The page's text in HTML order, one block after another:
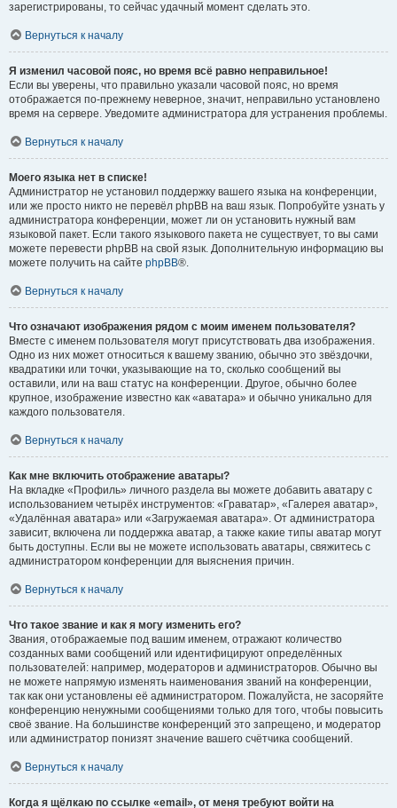
зарегистрированы, то сейчас удачный момент сделать это.
Вернуться к началу
Я изменил часовой пояс, но время всё равно неправильное!
Если вы уверены, что правильно указали часовой пояс, но время
отображается по-прежнему неверное, значит, неправильно установлено
время на сервере. Уведомите администратора для устранения проблемы.
Вернуться к началу
Моего языка нет в списке!
Администратор не установил поддержку вашего языка на конференции,
или же просто никто не перевёл phpBB на ваш язык. Попробуйте узнать у
администратора конференции, может ли он установить нужный вам
языковой пакет. Если такого языкового пакета не существует, то вы сами
можете перевести phpBB на свой язык. Дополнительную информацию вы
можете получить на сайте phpBB®.
Вернуться к началу
Что означают изображения рядом с моим именем пользователя?
Вместе с именем пользователя могут присутствовать два изображения.
Одно из них может относиться к вашему званию, обычно это звёздочки,
квадратики или точки, указывающие на то, сколько сообщений вы
оставили, или на ваш статус на конференции. Другое, обычно более
крупное, изображение известно как «аватара» и обычно уникально для
каждого пользователя.
Вернуться к началу
Как мне включить отображение аватары?
На вкладке «Профиль» личного раздела вы можете добавить аватару с
использованием четырёх инструментов: «Граватар», «Галерея аватар»,
«Удалённая аватара» или «Загружаемая аватара». От администратора
зависит, включена ли поддержка аватар, а также какие типы аватар могут
быть доступны. Если вы не можете использовать аватары, свяжитесь с
администратором конференции для выяснения причин.
Вернуться к началу
Что такое звание и как я могу изменить его?
Звания, отображаемые под вашим именем, отражают количество
созданных вами сообщений или идентифицируют определённых
пользователей: например, модераторов и администраторов. Обычно вы
не можете напрямую изменять наименования званий на конференции,
так как они установлены её администратором. Пожалуйста, не засоряйте
конференцию ненужными сообщениями только для того, чтобы повысить
своё звание. На большинстве конференций это запрещено, и модератор
или администратор понизят значение вашего счётчика сообщений.
Вернуться к началу
Когда я щёлкаю по ссылке «email», от меня требуют войти на